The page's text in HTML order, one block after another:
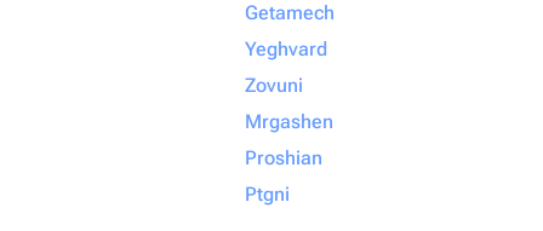
Getamech
Yeghvard
Zovuni
Mrgashen
Proshian
Ptgni